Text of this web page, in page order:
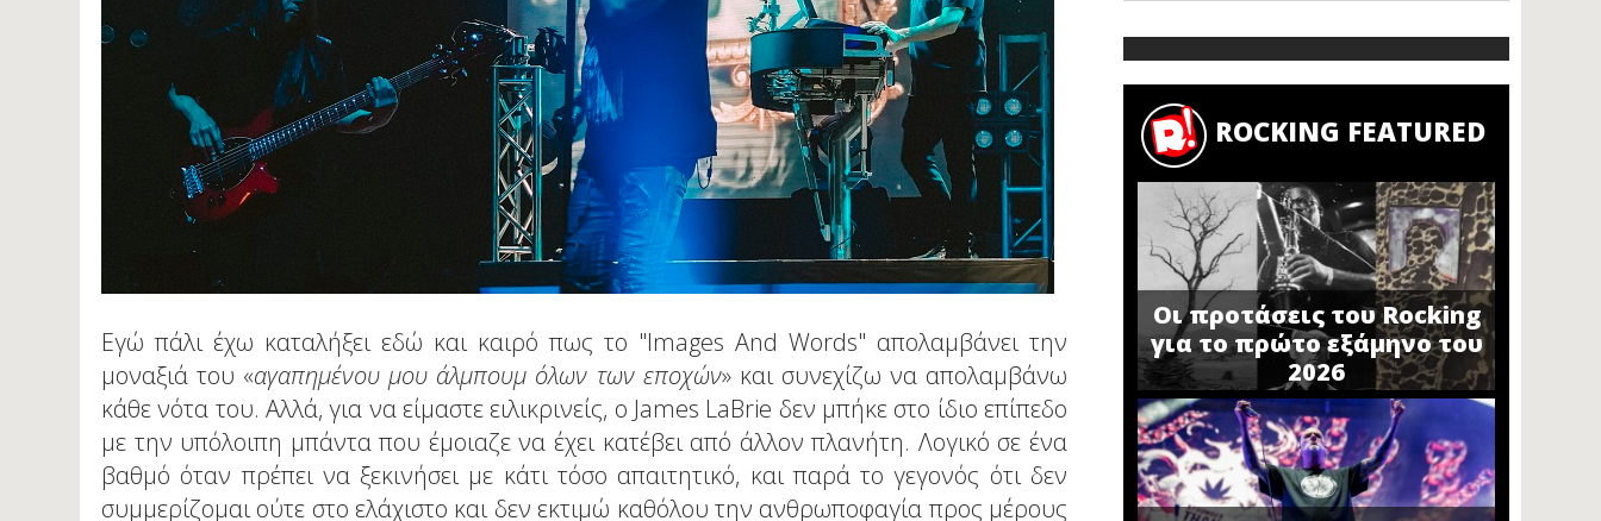
Εγώ πάλι έχω καταλήξει εδώ και καιρό πως το "Images And Words" απολαμβάνει την
μοναξιά του «αγαπημένου μου άλμπουμ όλων των εποχών» και συνεχίζω να απολαμβάνω
κάθε νότα του. Αλλά, για να είμαστε ειλικρινείς, ο James LaBrie δεν μπήκε στο ίδιο επίπεδο
με την υπόλοιπη μπάντα που έμοιαζε να έχει κατέβει από άλλον πλανήτη. Λογικό σε ένα
βαθμό όταν πρέπει να ξεκινήσει με κάτι τόσο απαιτητικό, και παρά το γεγονός ότι δεν
συμμερίζομαι ούτε στο ελάχιστο και δεν εκτιμώ καθόλου την ανθρωποφαγία προς μέρους
ROCKING FEATURED
Οι προτάσεις του Rocking
για το πρώτο εξάμηνο του
2026